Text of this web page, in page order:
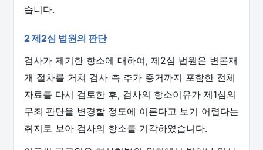
습니다.
2 제2심 법원의 판단
검사가 제기한 항소에 대하여, 제2심 법원은 변론재
개 절차를 거쳐 검사 측 추가 증거까지 포함한 전체
자료를 다시 검토한 후, 검사의 항소이유가 제1심의
무죄 판단을 변경할 정도에 이른다고 보기 어렵다는
취지로 보아 검사의 항소를 기각하였습니다.